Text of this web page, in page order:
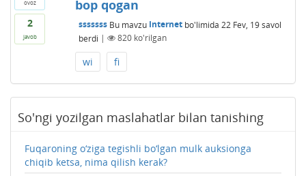
ovoz
2
javob
bop qogan
sssssss Bu mavzu Internetbo'limida 22 Fev, 19 savol
berdi | 820ko'rilgan
wi fi
So'ngi yozilgan maslahatlar bilan tanishing
Fuqaroning o‘ziga tegishli bo‘lgan mulk auksionga
chiqib ketsa, nima qilish kerak?